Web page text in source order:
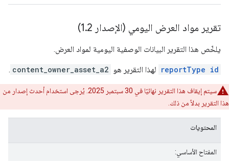
تقرير مواد العرض اليومي (الإصدار 1 .2)
يلخّص هذا التقرير البيانات الوصفية اليومية لمواد العرض.
reportType id لهذا التقرير هو content_owner_asset_a2
.
سيتم إيقاف هذا التقرير نهائيًا في 30 سبتمبر 2025. يُرجى استخدام أحدث إصدار من
هذا التقرير بدلاً من ذلك.
المحتويات
المفتاح الأساسي: